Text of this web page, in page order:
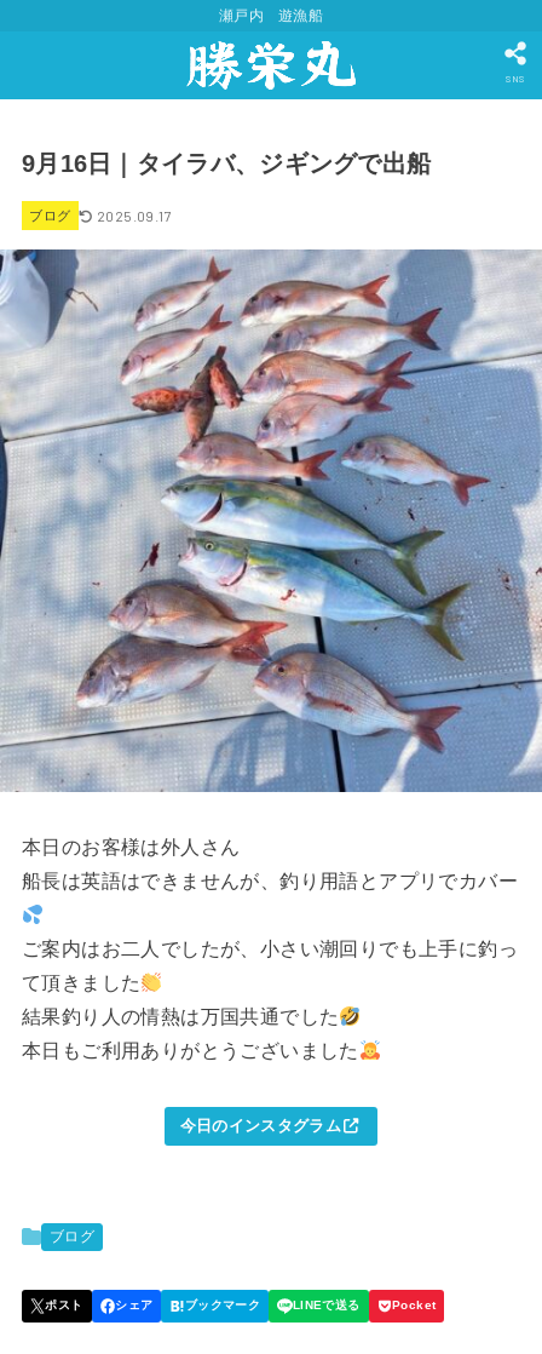
瀬戸内 遊漁船
SNS
9月16日｜タイラバ、ジギングで出船
ブログ 2025.09.17
本日のお客様は外人さん
船長は英語はできませんが、釣り用語とアプリでカバー
ご案内はお二人でしたが、小さい潮回りでも上手に釣っ
て頂きました
結果釣り人の情熱は万国共通でした
本日もご利用ありがとうございました
今日のインスタグラム
ブログ